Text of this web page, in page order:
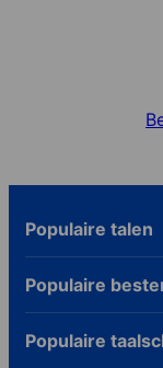
Populaire talen
Populaire
Populaire